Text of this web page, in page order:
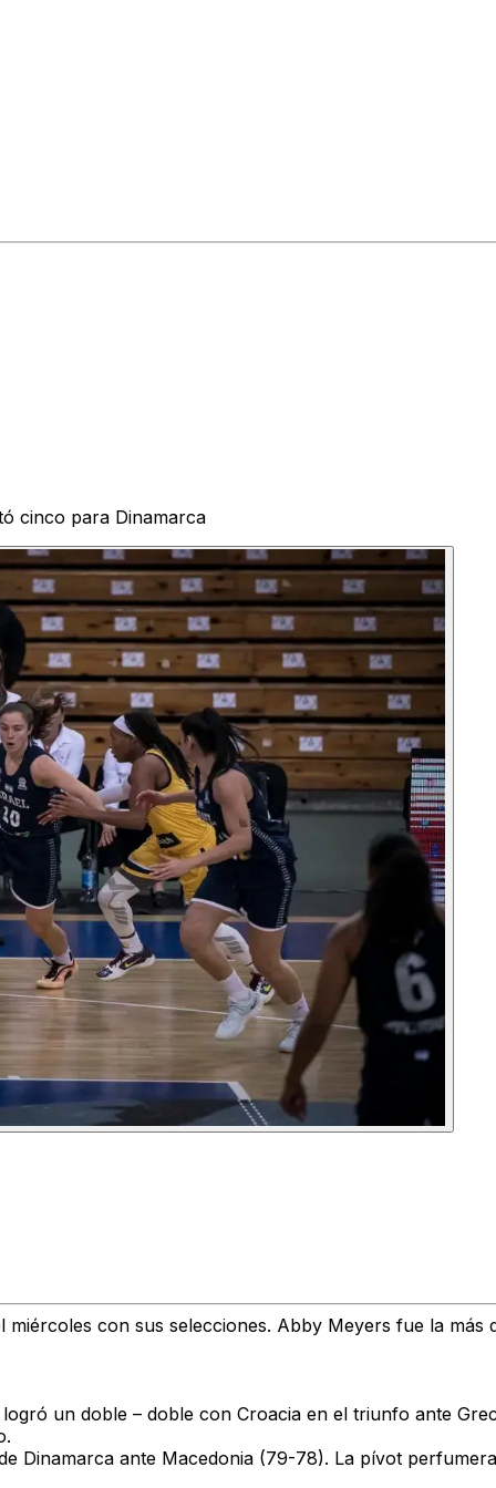
cinco para Dinamarca
con sus selecciones. Abby Meyers fue la
un doble – doble con Croacia en el triunfo ante
Dinamarca ante Macedonia (79-78). La pívot